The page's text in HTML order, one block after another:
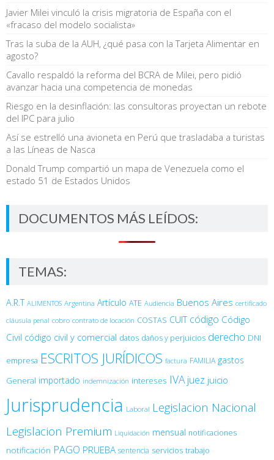
Javier Milei vinculó la crisis migratoria de España con el
«fracaso del modelo socialista»
Tras la suba de la AUH, ¿qué pasa con la Tarjeta Alimentar en
agosto?
Cavallo respaldó la reforma del BCRA de Milei, pero pidió
avanzar hacia una competencia de monedas
Riesgo en la desinflación: las consultoras proyectan un rebote
del IPC para julio
Así se estrelló una avioneta en Perú que trasladaba a turistas
a las Líneas de Nasca
Donald Trump compartió un mapa de Venezuela como el
estado 51 de Estados Unidos
DOCUMENTOS MÁS LEÍDOS:
TEMAS:
A.R.T ALIMENTOS Argentina Artículo ATE Audiencia Buenos Aires certificado
cláusula penal cobro contrato de locación COSTAS CUIT código Código
Civil código civil y comercial datos daños y perjuicios derecho DNI
empresa ESCRITOS JURÍDICOS factura FAMILIA gastos
General importado indemnización intereses IVA juez juicio
Jurisprudencia Laboral Legislacion Nacional
Legislacion Premium Liquidación mensual notificaciones
notificación PAGO PRUEBA sentencia servicios trabajo